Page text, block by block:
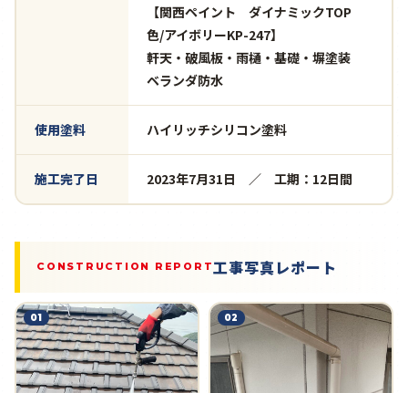
【関西ペイント ダイナミックTOP
色/アイボリーKP-247】
軒天・破風板・雨樋・基礎・塀塗装
ベランダ防水
使用塗料 ハイリッチシリコン塗料
施工完了日 2023年7月31日 ／ 工期：12日間
CONSTRUCTION REPORT工事写真レポート
01 02